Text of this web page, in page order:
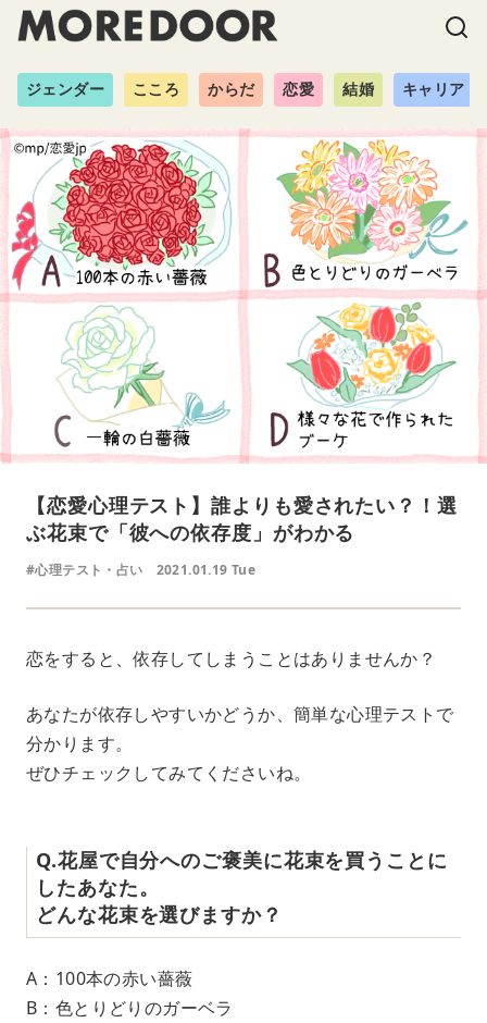
ジェンダー こころ からだ 恋愛 結婚 キャリア
【恋愛心理テスト】誰よりも愛されたい？！選
ぶ花束で「彼への依存度」がわかる
#心理テスト・占い 2021.01.19 Tue
恋をすると、依存してしまうことはありませんか？
あなたが依存しやすいかどうか、簡単な心理テストで
分かります。
ぜひチェックしてみてくださいね。
Q.花屋で自分へのご褒美に花束を買うことに
したあなた。
どんな花束を選びますか？
A：100本の赤い薔薇
B：色とりどりのガーベラ